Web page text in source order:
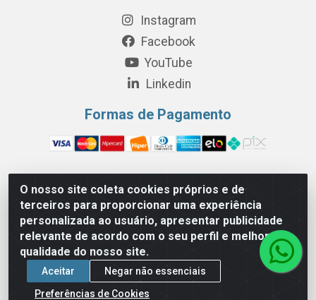
O nosso site coleta cookies próprios e de
terceiros para proporcionar uma experiência
personalizada ao usuário, apresentar publicidade
relevante de acordo com o seu perfil e melhorar a
qualidade do nosso site.
Aceitar
Negar não essenciais
Preferências de Cookies
Instagram
Facebook
YouTube
Linkedin
Formas de Pagamento
Perola Distribuição e Logística S/A - Av. Anhanguera km 24 N°
200 Bloco 12-A -Jardim Jaraguá, São Paulo/SP - Cep 05.275-
000 - CNPJ 06.204.131/0001-77